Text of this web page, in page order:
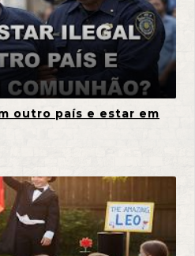
outro país e estar em